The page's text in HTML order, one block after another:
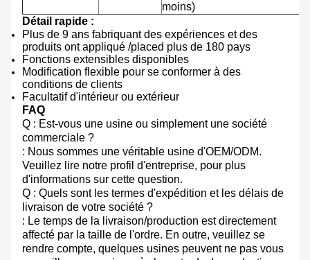
moins)
Détail rapide :
Plus de 9 ans fabriquant des expériences et des
produits ont appliqué /placed plus de 180 pays
Fonctions extensibles disponibles
Modification flexible pour se conformer à des
conditions de clients
Facultatif d'intérieur ou extérieur
FAQ
Q : Est-vous une usine ou simplement une société
commerciale ?
: Nous sommes une véritable usine d'OEM/ODM.
Veuillez lire notre profil d'entreprise, pour plus
d'informations sur cette question.
Q : Quels sont les termes d'expédition et les délais de
livraison de votre société ?
: Le temps de la livraison/production est directement
affecté par la taille de l'ordre. En outre, veuillez se
rendre compte, quelques usines peuvent ne pas vous